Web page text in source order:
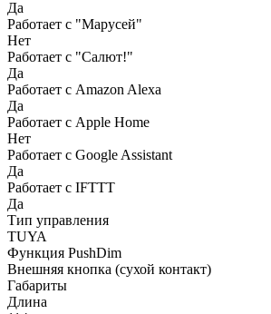
Да
Работает с "Марусей"
Нет
Работает с "Салют!"
Да
Работает с Amazon Alexa
Да
Работает с Apple Home
Нет
Работает с Google Assistant
Да
Работает с IFTTT
Да
Тип управления
TUYA
Функция PushDim
Внешняя кнопка (сухой контакт)
Габариты
Длина